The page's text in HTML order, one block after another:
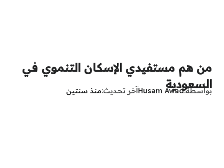
من هم مستفيدي الإسكان التنموي في
السعودية
بواسطةHusam Awadآخر تحديث منذ سنتين